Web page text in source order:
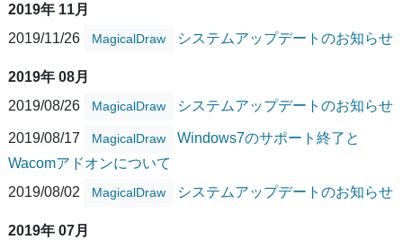
2019年 11月
2019/11/26
MagicalDraw システムアップデートのお知らせ
2019年 08月
2019/08/26
MagicalDraw システムアップデートのお知らせ
2019/08/17 MagicalDraw
Windows7のサポート終了と
Wacomアドオンについて
2019/08/02
MagicalDraw システムアップデートのお知らせ
2019年 07月